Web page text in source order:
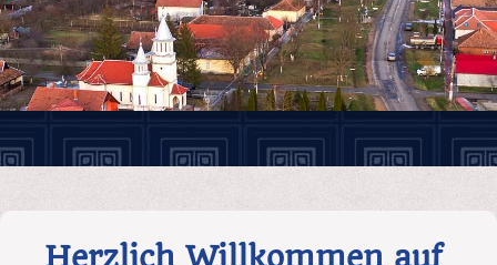
Herzlich Willkommen auf